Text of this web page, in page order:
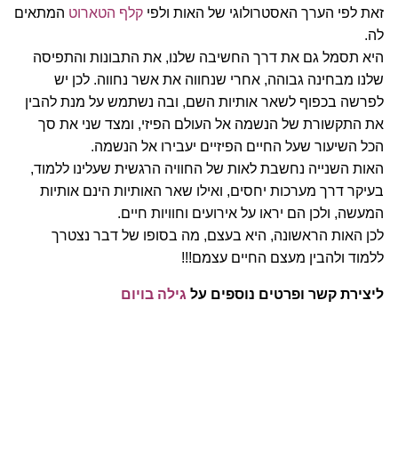
זאת לפי הערך האסטרולוגי של האות ולפי קלף הטארוט המתאים
לה.
היא תסמל גם את דרך החשיבה שלנו, את התבונות והתפיסה
שלנו מבחינה גבוהה, אחרי שנחווה את אשר נחווה. לכן יש
לפרשה בכפוף לשאר אותיות השם, ובה נשתמש על מנת להבין
את התקשורת של הנשמה אל העולם הפיזי, ומצד שני את סך
הכל השיעור שעל החיים הפיזיים יעבירו אל הנשמה.
האות השנייה נחשבת לאות של החוויה הרגשית שעלינו ללמוד,
בעיקר דרך מערכות יחסים, ואילו שאר האותיות הינם אותיות
המעשה, ולכן הם יראו על אירועים וחוויות חיים.
לכן האות הראשונה, היא בעצם, מה בסופו של דבר נצטרך
ללמוד ולהבין מעצם החיים עצמם!!!
ליצירת קשר ופרטים נוספים על גילה בויום